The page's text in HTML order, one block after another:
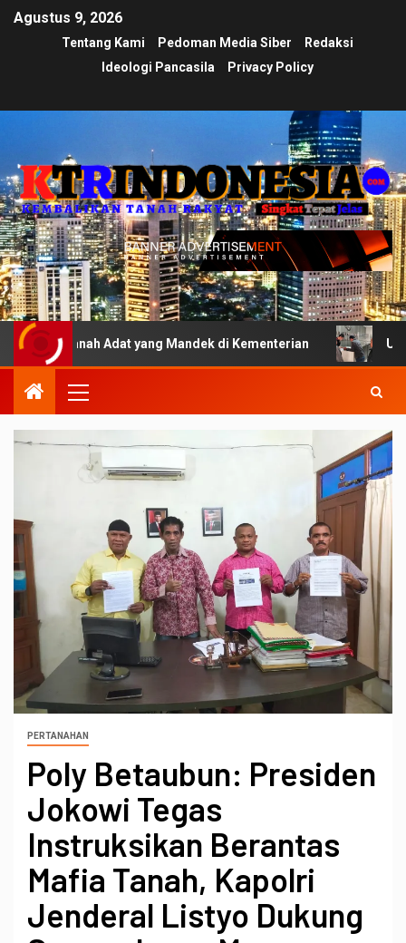
Agustus 9, 2026
Tentang Kami Pedoman Media Siber
Redaksi
Ideologi Pancasila
Privacy Policy
Adat yang Mandek di Kementerian Ujian
PERTANAHAN
Poly Betaubun: Presiden
Jokowi Tegas
Instruksikan Berantas
Mafia Tanah, Kapolri
Jenderal Listyo Dukung